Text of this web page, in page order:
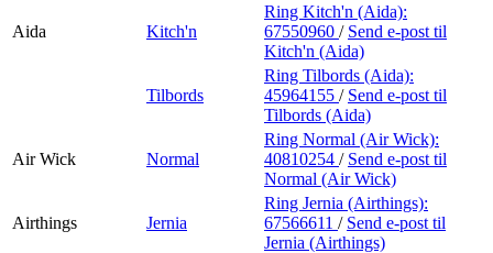
Aida Kitch'n
Ring Kitch'n (Aida):
67550960 / Send e-post til
Kitch'n (Aida)
Tilbords
Ring Tilbords (Aida):
45964155 / Send e-post til
Tilbords (Aida)
Air Wick Normal
Ring Normal (Air Wick):
40810254 / Send e-post til
Normal (Air Wick)
Airthings Jernia
Ring Jernia (Airthings):
67566611 / Send e-post til
Jernia (Airthings)